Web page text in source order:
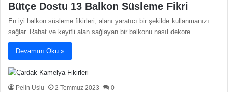
Bütçe Dostu 13 Balkon Süsleme Fikri
En iyi balkon süsleme fikirleri, alanı yaratıcı bir şekilde kullanmanızı
sağlar. Rahat ve keyifli alan sağlayan bir balkonu nasıl dekore…
Devamını Oku »
Pelin Uslu 2 Temmuz 2023 0